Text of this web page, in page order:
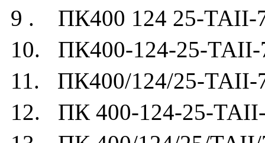
9 . ПК400 124 25-ТАII-
10. ПК400-124-25-ТАII-
11. ПК400/124/25-ТАII-
12. ПК 400-124-25-ТАII-